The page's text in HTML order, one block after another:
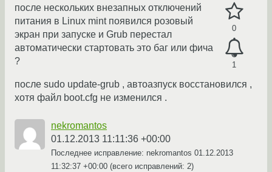
0
1
после нескольких внезапных отключений
питания в Linux mint появился розовый
экран при запуске и Grub перестал
автоматически стартовать это баг или фича
?
после sudo update-grub , автоазпуск восстановился ,
хотя файл boot.cfg не изменился .
nekromantos
01.12.2013 11:11:36 +00:00
Последнее исправление: nekromantos 01.12.2013
11:32:37 +00:00 (всего исправлений: 2)